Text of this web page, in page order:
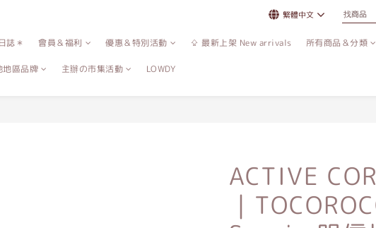
繁體中文
誌＊ 會員＆福利 優惠＆特別活動 ⇪ 最新上架 New arrivals 所有商品＆分類
地區品牌 主辦の市集活動 LOWDY
ACTIVE
｜